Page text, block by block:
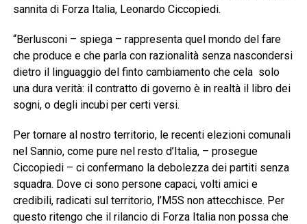
sannita di Forza Italia, Leonardo Ciccopiedi.
“Berlusconi – spiega – rappresenta quel mondo del fare
che produce e che parla con razionalità senza nascondersi
dietro il linguaggio del finto cambiamento che cela solo
una dura verità: il contratto di governo è in realtà il libro dei
sogni, o degli incubi per certi versi.
Per tornare al nostro territorio, le recenti elezioni comunali
nel Sannio, come pure nel resto d’Italia, – prosegue
Ciccopiedi – ci confermano la debolezza dei partiti senza
squadra. Dove ci sono persone capaci, volti amici e
credibili, radicati sul territorio, l’M5S non attecchisce. Per
questo ritengo che il rilancio di Forza Italia non possa che